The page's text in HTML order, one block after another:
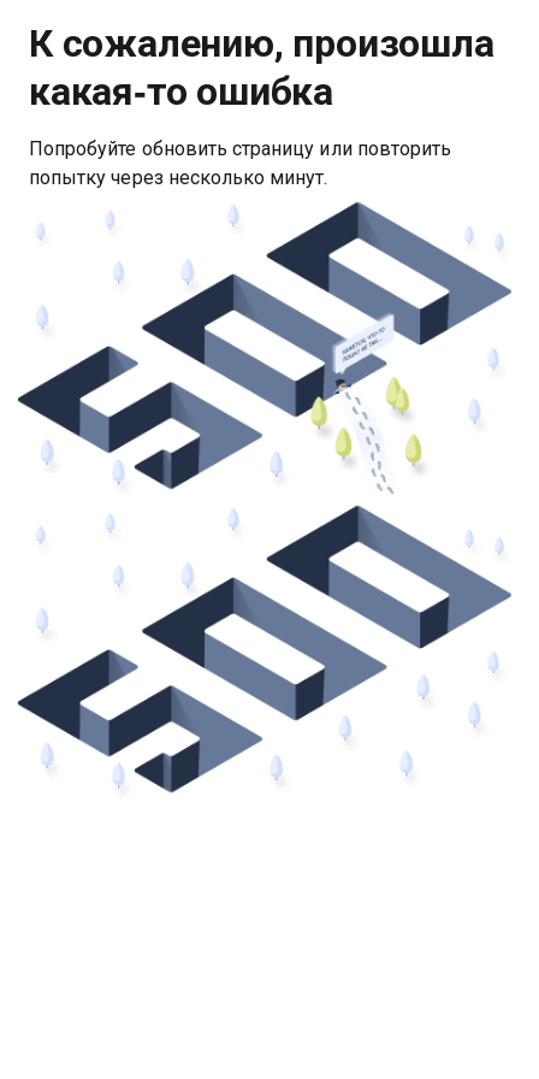
К сожалению, произошла
какая‑то ошибка
Попробуйте обновить страницу или повторить
попытку через несколько минут.